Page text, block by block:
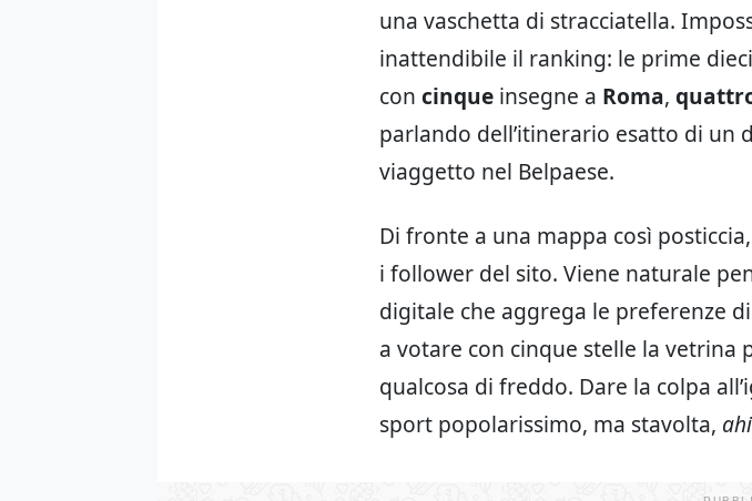
una vaschetta di stracciatella.
inattendibile il ranking: le prime
con cinque insegne a Roma,
parlando dell’itinerario esatto di un
viaggetto nel Belpaese.
Di fronte a una mappa così
i follower del sito. Viene naturale
digitale che aggrega le preferenze
a votare con cinque stelle la vetrina
qualcosa di freddo. Dare la colpa
sport popolarissimo, ma stavolta,